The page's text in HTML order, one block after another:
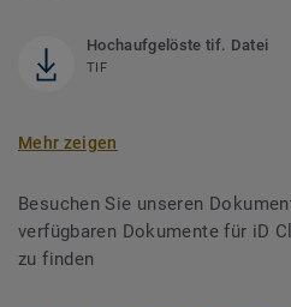
Hochaufgelöste tif. Datei
TIF
Mehr zeigen
Besuchen Sie unseren
verfügbaren Dokumente für iD
zu finden